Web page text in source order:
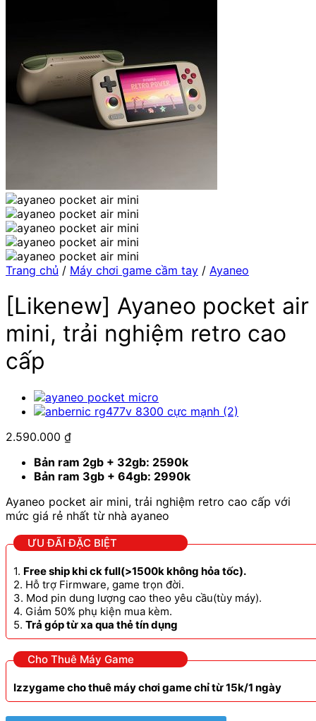
Trang chủ / Máy chơi game cầm tay / Ayaneo
[Likenew] Ayaneo pocket air
mini, trải nghiệm retro cao
cấp
2.590.000 ₫
Bản ram 2gb + 32gb: 2590k
Bản ram 3gb + 64gb: 2990k
Ayaneo pocket air mini, trải nghiệm retro cao cấp với
mức giá rẻ nhất từ nhà ayaneo
ƯU ĐÃI ĐẶC BIỆT
1. Free ship khi ck full(>1500k không hỏa tốc).
2. Hỗ trợ Firmware, game trọn đời.
3. Mod pin dung lượng cao theo yêu cầu(tùy máy).
4. Giảm 50% phụ kiện mua kèm.
5. Trả góp từ xa qua thẻ tín dụng
Cho Thuê Máy Game
Izzygame cho thuê máy chơi game chỉ từ 15k/1 ngày